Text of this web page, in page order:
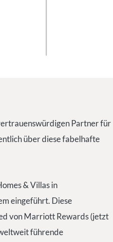
Partner für
über diese fabelhafte
& Villas in
eingeführt. Diese
von Marriott Rewards (jetzt
führende